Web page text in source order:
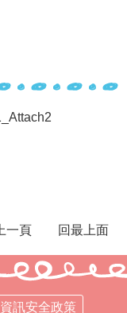
一頁 回最上面
資訊安全政策